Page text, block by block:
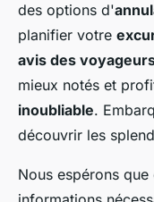
des options d'
planifier votre
avis des
mieux notés et
inoubliable.
découvrir les
Nous espérons